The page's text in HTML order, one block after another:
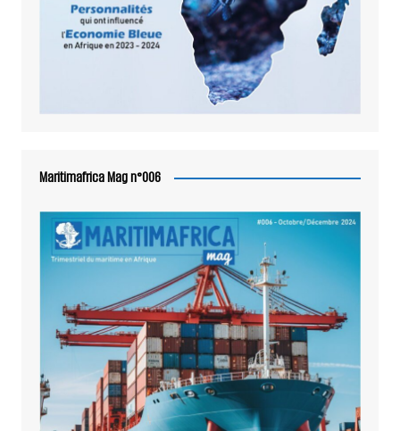
Maritimafrica Mag n°006